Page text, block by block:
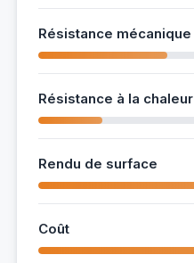
Résistance mécanique
Résistance à la chaleur
Rendu de surface
Coût